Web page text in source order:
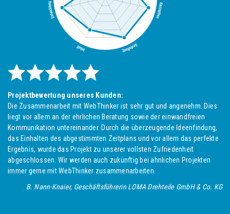
Projektbewertung unseres Kunden:
Die Zusammenarbeit mit WebThinker ist sehr gut und angenehm. Dies
liegt vor allem an der ehrlichen Beratung sowie der einwandfreien
Kommunikation untereinander. Durch die überzeugende Ideenfindung,
das Einhalten des abgestimmten Zeitplans und vor allem das perfekte
Ergebnis, wurde das Projekt zu unserer vollsten Zufriedenheit
abgeschlossen. Wir werden auch zukünftig bei ähnlichen Projekten
immer gerne mit WebThinker zusammenarbeiten.
B. Nann-Knaier, Geschäftsführerin LOMA Drehteile GmbH & Co. KG